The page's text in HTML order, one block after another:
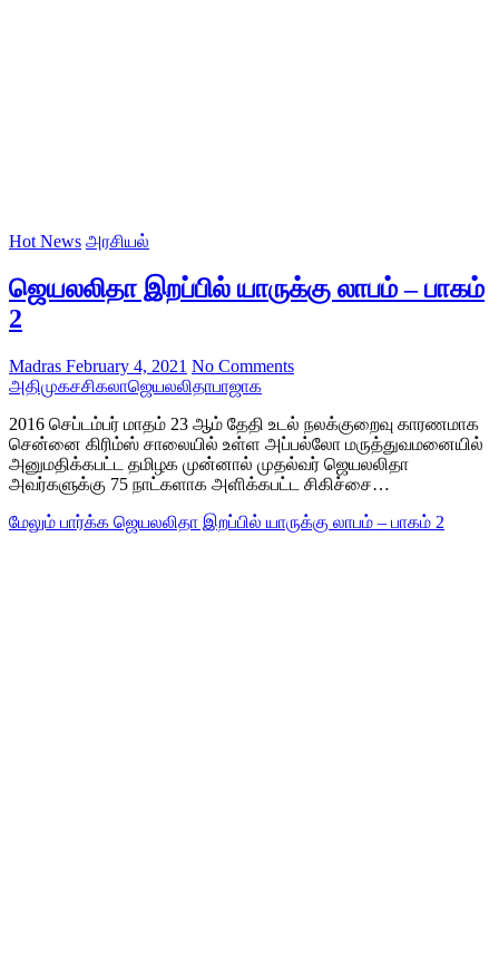
Hot News அரசியல்
ஜெயலலிதா இறப்பில் யாருக்கு லாபம் – பாகம்
2
Madras February 4, 2021 No Comments
அதிமுகசசிகலாஜெயலலிதாபாஜாக
2016 செப்டம்பர் மாதம் 23 ஆம் தேதி உடல் நலக்குறைவு காரணமாக
சென்னை கிரிம்ஸ் சாலையில் உள்ள அப்பல்லோ மருத்துவமனையில்
அனுமதிக்கபட்ட தமிழக முன்னால் முதல்வர் ஜெயலலிதா
அவர்களுக்கு 75 நாட்களாக அளிக்கபட்ட சிகிச்சை…
மேலும் பார்க்க ஜெயலலிதா இறப்பில் யாருக்கு லாபம் – பாகம் 2